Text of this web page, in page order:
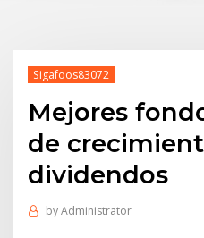
Sigafoos83072
Mejores
de
dividendos
byAdministrator